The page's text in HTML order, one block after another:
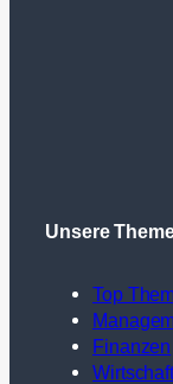
Unsere
Top
Finanzen
Wirtschaft